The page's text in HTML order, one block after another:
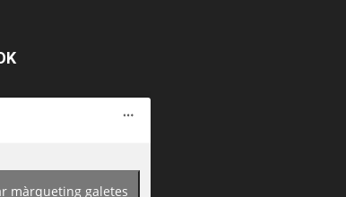
màrqueting galetes